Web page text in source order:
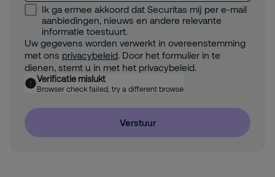
Ik ga ermee akkoord dat Securitas mij per e-mail
aanbiedingen, nieuws en andere relevante
informatie toestuurt.
Uw gegevens worden verwerkt in overeenstemming
met ons privacybeleid. Door het formulier in te
dienen, stemt u in met het privacybeleid.
Verificatie mislukt
Browser check failed, try a different browser
Verstuur